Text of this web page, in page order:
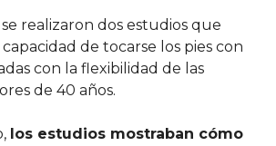
realizaron dos estudios que
de tocarse los pies con
con la flexibilidad de las
de 40 años.
los estudios mostraban cómo